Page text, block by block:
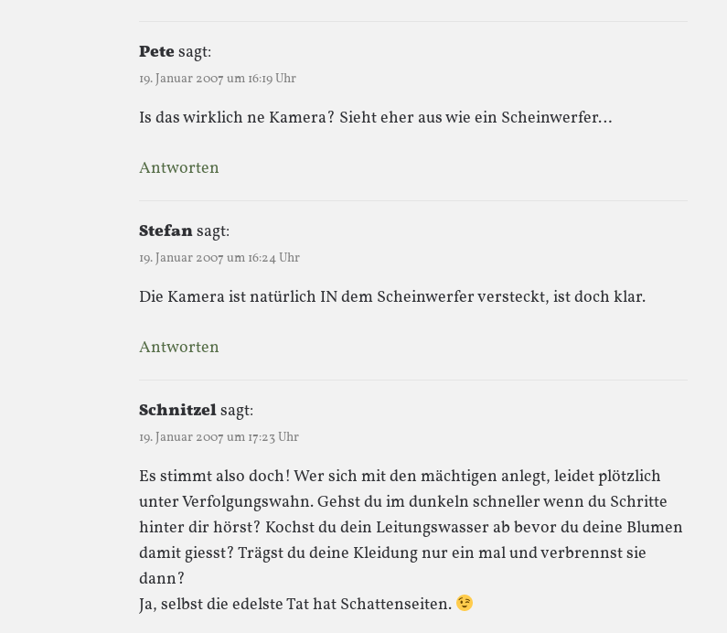
Petesagt:
19. Januar 2007 um 16:19 Uhr
Is das wirklich ne Kamera? Sieht eher aus wie ein Scheinwerfer…
Antworten
Stefansagt:
19. Januar 2007 um 16:24 Uhr
Die Kamera ist natürlich IN dem Scheinwerfer versteckt, ist doch klar.
Antworten
Schnitzelsagt:
19. Januar 2007 um 17:23 Uhr
Es stimmt also doch! Wer sich mit den mächtigen anlegt, leidet plötzlich
unter Verfolgungswahn. Gehst du im dunkeln schneller wenn du Schritte
hinter dir hörst? Kochst du dein Leitungswasser ab bevor du deine Blumen
damit giesst? Trägst du deine Kleidung nur ein mal und verbrennst sie
dann?
Ja, selbst die edelste Tat hat Schattenseiten.